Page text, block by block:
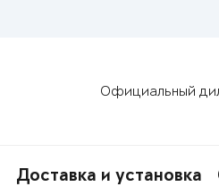
Официальный
Доставка и установка